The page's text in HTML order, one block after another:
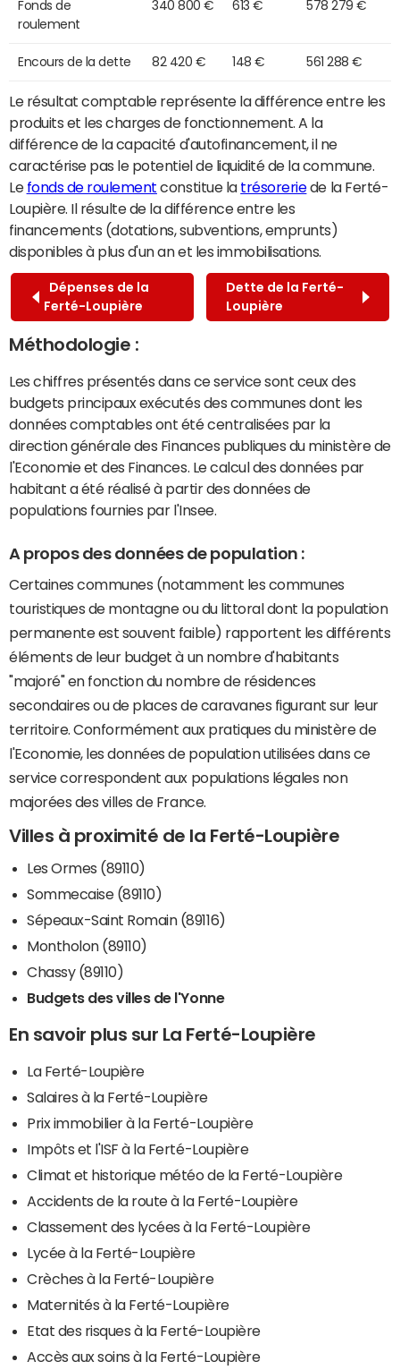
Fonds de
roulement
340 800 € 613 € 578 279 €
Encours de la dette 82 420 € 148 € 561 288 €
Le résultat comptable représente la différence entre les
produits et les charges de fonctionnement. A la
différence de la capacité d'autofinancement, il ne
caractérise pas le potentiel de liquidité de la commune.
Le fonds de roulement constitue la trésoreriede la Ferté-
Loupière. Il résulte de la différence entre les
financements (dotations, subventions, emprunts)
disponibles à plus d'un an et les immobilisations.
Dépenses de la
Ferté-Loupière
Dette de la Ferté-
Loupière
Méthodologie :
Les chiffres présentés dans ce service sont ceux des
budgets principaux exécutés des communes dont les
données comptables ont été centralisées par la
direction générale des Finances publiques du ministère de
l'Economie et des Finances. Le calcul des données par
habitant a été réalisé à partir des données de
populations fournies par l'Insee.
A propos des données de population :
Certaines communes (notamment les communes
touristiques de montagne ou du littoral dont la population
permanente est souvent faible) rapportent les différents
éléments de leur budget à un nombre d'habitants
"majoré" en fonction du nombre de résidences
secondaires ou de places de caravanes figurant sur leur
territoire. Conformément aux pratiques du ministère de
l'Economie, les données de population utilisées dans ce
service correspondent aux populations légales non
majorées des villes de France.
Villes à proximité de la Ferté-Loupière
Les Ormes (89110)
Sommecaise (89110)
Sépeaux-Saint Romain (89116)
Montholon (89110)
Chassy (89110)
Budgets des villes de l'Yonne
En savoir plus sur La Ferté-Loupière
La Ferté-Loupière
Salaires à la Ferté-Loupière
Prix immobilier à la Ferté-Loupière
Impôts et l'ISF à la Ferté-Loupière
Climat et historique météo de la Ferté-Loupière
Accidents de la route à la Ferté-Loupière
Classement des lycées à la Ferté-Loupière
Lycée à la Ferté-Loupière
Crèches à la Ferté-Loupière
Maternités à la Ferté-Loupière
Etat des risques à la Ferté-Loupière
Accès aux soins à la Ferté-Loupière